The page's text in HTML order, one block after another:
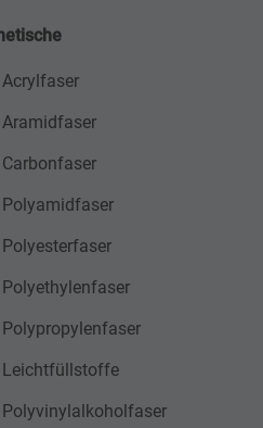
Acrylfaser
Aramidfaser
Carbonfaser
Polyamidfaser
Polyesterfaser
Polyethylenfaser
Polypropylenfaser
Leichtfüllstoffe
Polyvinylalkoholfaser